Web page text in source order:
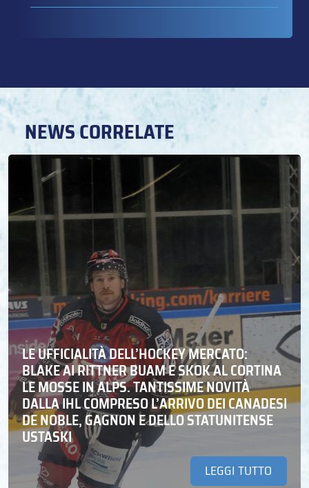
NEWS CORRELATE
LE UFFICIALITÀ DELL’HOCKEY MERCATO:
BLAKE AI RITTNER BUAM E SKOK AL CORTINA
LE MOSSE IN ALPS. TANTISSIME NOVITÀ
DALLA IHL COMPRESO L’ARRIVO DEI CANADESI
DE NOBLE, GAGNON E DELLO STATUNITENSE
USTASKI
LEGGI TUTTO